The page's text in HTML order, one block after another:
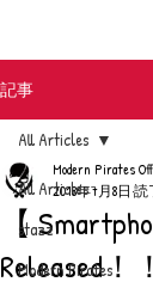
記事
All Articles
stazz
Modern Pirates
All Articles
【
Released！！
Modern Pirates
2018年7月8日 読